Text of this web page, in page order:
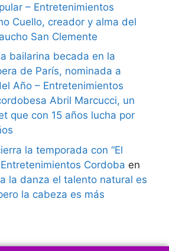
– Entretenimientos
Cuello, creador y alma del
San Clemente
bailarina becada en la
de París, nominada a
Año – Entretenimientos
Abril Marcucci, un
que con 15 años lucha por
la temporada con “El
Cordoba en
la danza el talento natural es
la cabeza es más